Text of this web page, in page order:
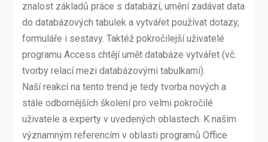
znalost základů práce s databází, umění zadávat data
do databázových tabulek a vytvářet používat dotazy,
formuláře i sestavy. Taktéž pokročilejší uživatelé
programu Access chtějí umět databáze vytvářet (vč.
tvorby relací mezi databázovými tabulkami).
Naší reakcí na tento trend je tedy tvorba nových a
stále odbornějších školení pro velmi pokročilé
uživatele a experty v uvedených oblastech. K našim
významným referencím v oblasti programů Office